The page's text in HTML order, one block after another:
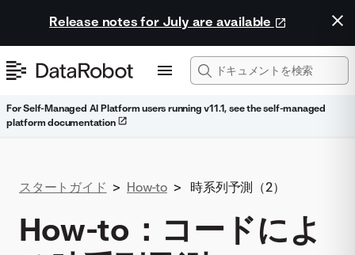
Release notes for July are available
For Self-Managed AI Platform users running v11.1, see the self-managed
platform documentation
スタートガイド > How-to > 時系列予測（2）
How-to：コードによ